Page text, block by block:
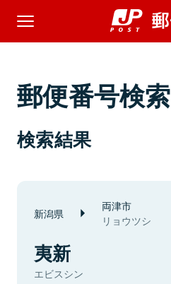
郵便番号検索
検索結果
新潟県 両津市
リョウツシ
夷新
エビスシン